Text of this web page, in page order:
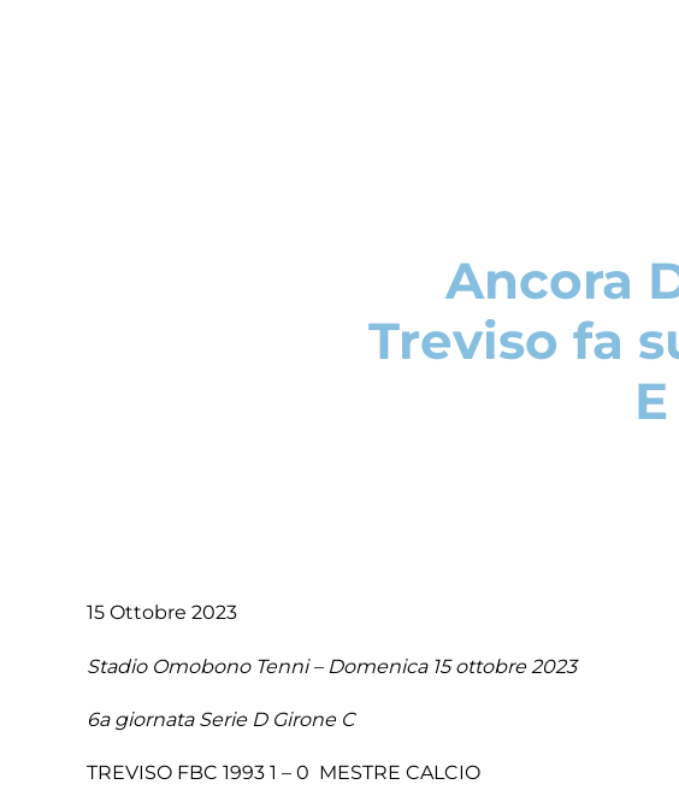
Ancora
Treviso fa
15 Ottobre 2023
Stadio Omobono Tenni – Domenica 15 ottobre 2023
6a giornata Serie D Girone C
TREVISO FBC 1993 1 – 0 MESTRE CALCIO